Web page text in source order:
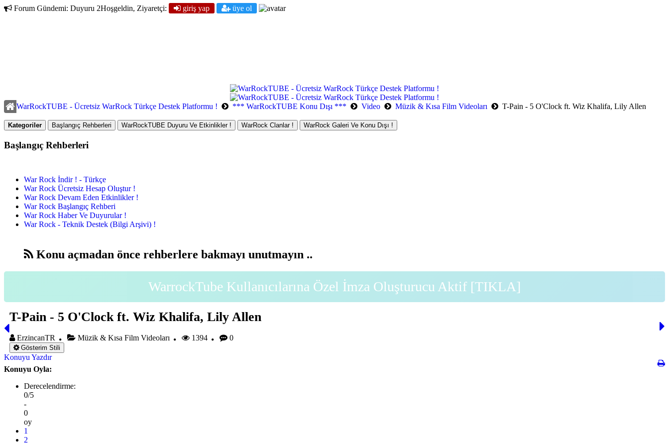
Forum Gündemi: Duyuru 2Hoşgeldin, Ziyaretçi: giriş yap üye ol
WarRockTUBE - Ücretsiz WarRock Türkçe Destek Platformu ! *** WarRockTUBE Konu Dışı *** Video Müzik & Kısa Film Videoları T-Pain - 5 O'Clock ft. Wiz Khalifa, Lily Allen
Kategoriler Başlangıç Rehberleri WarRockTUBE Duyuru Ve Etkinlikler ! WarRock Clanlar ! WarRock Galeri Ve Konu Dışı !
Başlangıç Rehberleri
War Rock İndir ! - Türkçe
War Rock Ücretsiz Hesap Oluştur !
War Rock Devam Eden Etkinlikler !
War Rock Başlangıç Rehberi
War Rock Haber Ve Duyurular !
War Rock - Teknik Destek (Bilgi Arşivi) !
Konu açmadan önce rehberlere bakmayı unutmayın ..
WarrockTube Kullanıcılarına Özel İmza Oluşturucu Aktif [TIKLA]
T-Pain - 5 O'Clock ft. Wiz Khalifa, Lily Allen
ErzincanTR Müzik & Kısa Film Videoları 1394 0
Gösterim Stili
Konuyu Yazdır
Konuyu Oyla:
Derecelendirme:
0/5
-
0
oy
1
2